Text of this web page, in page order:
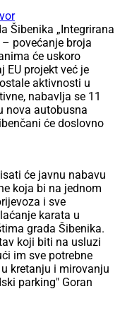
Šibenika „Integrirana
povećanje broja
će uskoro
EU projekt već je
aktivnosti u
nabavlja se 11
nova autobusna
će doslovno
će javnu nabavu
koja bi na jednom
i sve
karata u
grada Šibenika.
koji biti na usluzi
im sve potrebne
kretanju i mirovanju
parking" Goran